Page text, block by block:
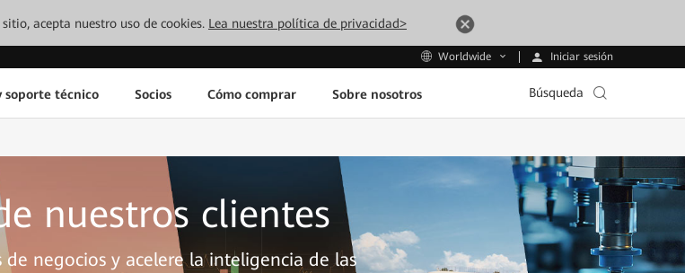
acepta nuestro uso de cookies. Lea nuestra política de privacidad>
Worldwide Iniciar sesión
soporte técnico Socios Cómo comprar Sobre nosotros Búsqueda
nuestros clientes
de negocios y acelere la inteligencia de las